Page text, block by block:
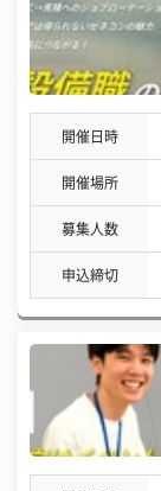
開催日時
開催場所
募集人数
申込締切